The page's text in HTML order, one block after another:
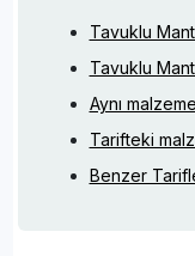
Tavuklu
Tavuklu
Aynı
Tarifteki
Benzer